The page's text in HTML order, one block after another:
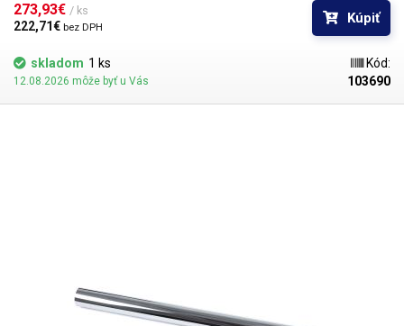
nežiaducemu oslneniu, pohyb je veľmi jemný, tichý a bez vibrácií, stôl je
vybavený silikónovými nožičkami.
273,93€ / ks
222,71€ bez DPH
Kúpiť
skladom 1 ks
12.08.2026 môže byť u Vás
Kód:
103690